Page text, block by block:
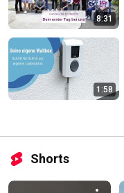
8:31
1:58
Shorts